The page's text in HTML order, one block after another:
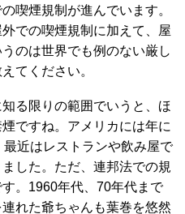
喫煙規制が進んでいます。
での喫煙規制に加えて、屋
のは世界でも例のない厳し
てください。
る限りの範囲でいうと、ほ
ですね。アメリカには年に
近はレストランや飲み屋で
した。ただ、連邦法での規
。1960年代、70年代まで
れた爺ちゃんも葉巻を悠然